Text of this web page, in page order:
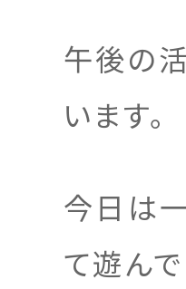
午後の
います。
今日は
て遊ん